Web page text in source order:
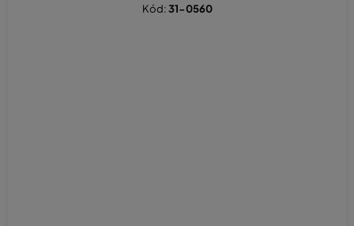
Kód:31-0560